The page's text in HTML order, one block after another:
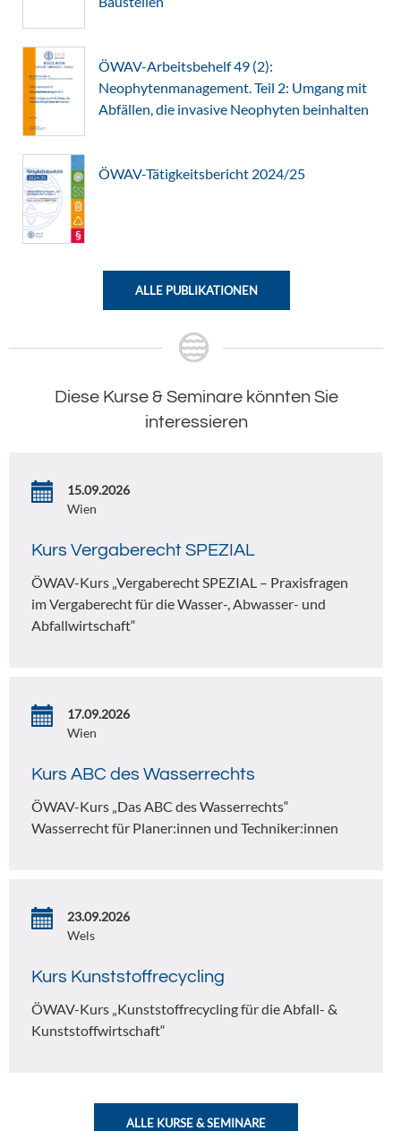
ÖWAV-Arbeitsbehelf 49 (2):
Neophytenmanagement. Teil 2: Umgang mit
Abfällen, die invasive Neophyten beinhalten
ÖWAV-Tätigkeitsbericht 2024/25
ALLE PUBLIKATIONEN
Diese Kurse & Seminare könnten Sie
interessieren
15.09.2026
Wien
Kurs Vergaberecht SPEZIAL
ÖWAV-Kurs „Vergaberecht SPEZIAL – Praxisfragen
im Vergaberecht für die Wasser-, Abwasser- und
Abfallwirtschaft“
17.09.2026
Wien
Kurs ABC des Wasserrechts
ÖWAV-Kurs „Das ABC des Wasserrechts“
Wasserrecht für Planer:innen und Techniker:innen
23.09.2026
Wels
Kurs Kunststoffrecycling
ÖWAV-Kurs „Kunststoffrecycling für die Abfall- &
Kunststoffwirtschaft“
ALLE KURSE & SEMINARE